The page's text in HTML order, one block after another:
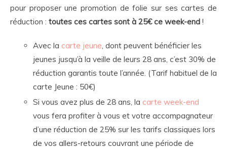
pour proposer une promotion de folie sur ses cartes de
réduction : toutes ces cartes sont à 25€ ce week-end !
Avec la carte jeune, dont peuvent bénéficier les
jeunes jusqu’à la veille de leurs 28 ans, c’est 30% de
réduction garantis toute l’année. (Tarif habituel de la
carte Jeune : 50€)
Si vous avez plus de 28 ans, la carte week-end
vous fera profiter à vous et votre accompagnateur
d’une réduction de 25% sur les tarifs classiques lors
de vos allers-retours couvrant une période de